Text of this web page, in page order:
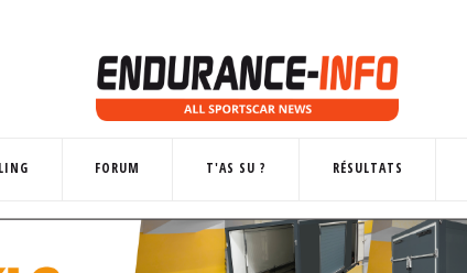
FORUM T'AS SU ? RÉSULTATS